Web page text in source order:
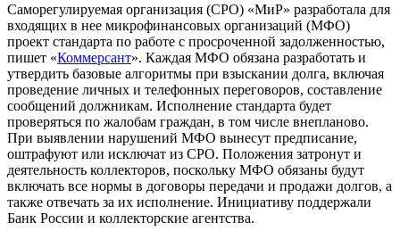
Саморегулируемая организация (СРО) «МиР» разработала для
входящих в нее микрофинансовых организаций (МФО)
проект стандарта по работе с просроченной задолженностью,
пишет «Коммерсант». Каждая МФО обязана разработать и
утвердить базовые алгоритмы при взыскании долга, включая
проведение личных и телефонных переговоров, составление
сообщений должникам. Исполнение стандарта будет
проверяться по жалобам граждан, в том числе внепланово.
При выявлении нарушений МФО вынесут предписание,
оштрафуют или исключат из СРО. Положения затронут и
деятельность коллекторов, поскольку МФО обязаны будут
включать все нормы в договоры передачи и продажи долгов, а
также отвечать за их исполнение. Инициативу поддержали
Банк России и коллекторские агентства.